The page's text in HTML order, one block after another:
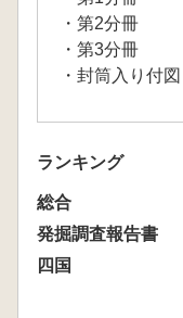
・第2分冊
・第3分冊
・封筒入り付図
ランキング
総合
発掘調査報告書
四国